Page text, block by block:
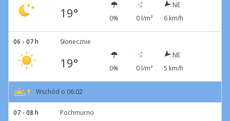
19° 0% 0 l/m²
NE
6 km/h
06 - 07 h Słonecznie
19° 0% 0 l/m²
NE
5 km/h
Wschód o 06:02
07 - 08 h Pochmurno